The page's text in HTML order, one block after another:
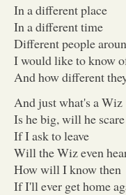
In a different place
In a different time
Different people
I would like to know
And how different
And just what's a Wiz
Is he big, will he
If I ask to leave
Will the Wiz even
How will I know then
If I'll ever get home